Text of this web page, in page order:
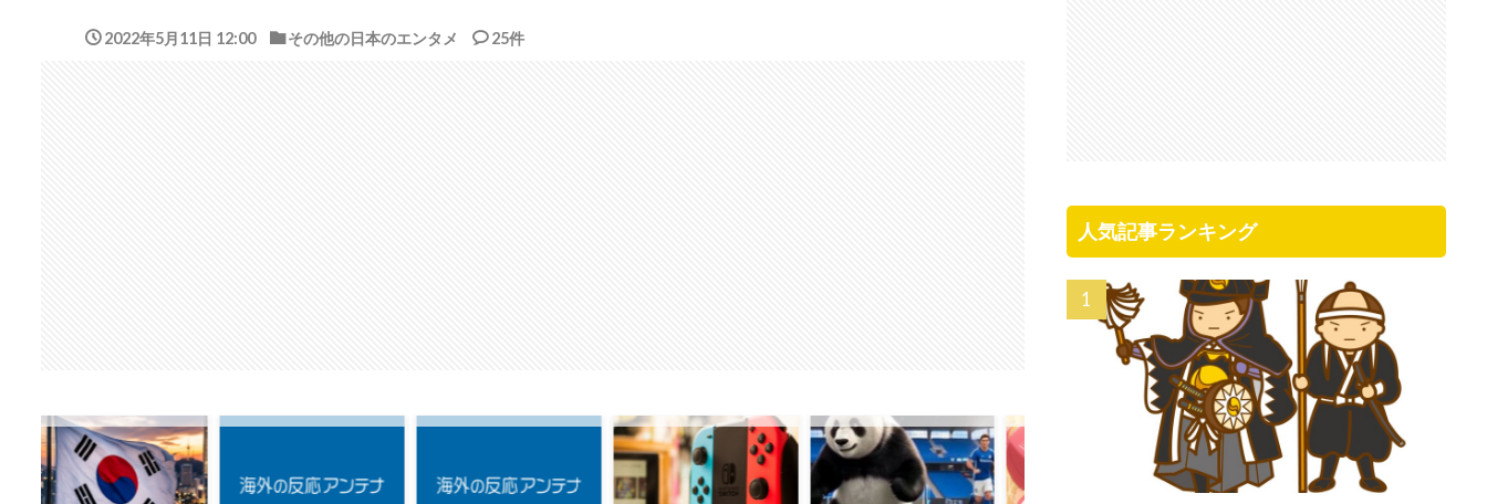
2022年5月11日 12:00 その他の日本のエンタメ 25件
人気記事ランキング